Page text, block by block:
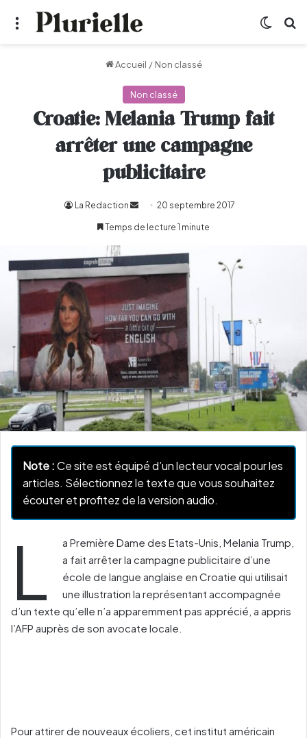
Menu
Accueil / Non classé
Non classé
Croatie: Melania Trump fait
arrêter une campagne
publicitaire
La Redaction
Envoyer
un
20 septembre 2017
Temps de lecture 1 minute
Note :Ce site est équipé d’un lecteur vocal pour les
articles. Sélectionnez le texte que vous souhaitez
écouter et profitez de la version audio.
L
a Première Dame des Etats-Unis, Melania Trump,
a fait arrêter la campagne publicitaire d’une
école de langue anglaise en Croatie qui utilisait
une illustration la représentant accompagnée
d’un texte qu’elle n’a apparemment pas apprécié, a appris
l’AFP auprès de son avocate locale.
Pour attirer de nouveaux écoliers, cet institut américain